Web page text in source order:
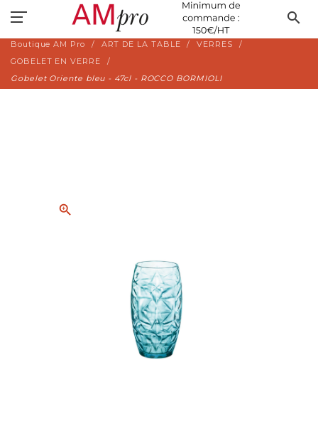
search
Boutique AM Pro ART DE LA TABLE
VERRES
GOBELET EN VERRE
Gobelet Oriente bleu - 47cl - ROCCO BORMIOLI
zoom_in